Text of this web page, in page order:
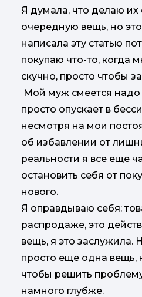
Я думала, что делаю их
очередную вещь, но
написала эту статью
покупаю что-то, когда
скучно, просто чтобы
Мой муж смеется
просто опускает в
несмотря на мои
об избавлении от
реальности я все еще
остановить себя от
нового.
Я оправдываю себя:
распродаже, это
вещь, я это заслужила.
просто еще одна вещь,
чтобы решить
намного глубже.